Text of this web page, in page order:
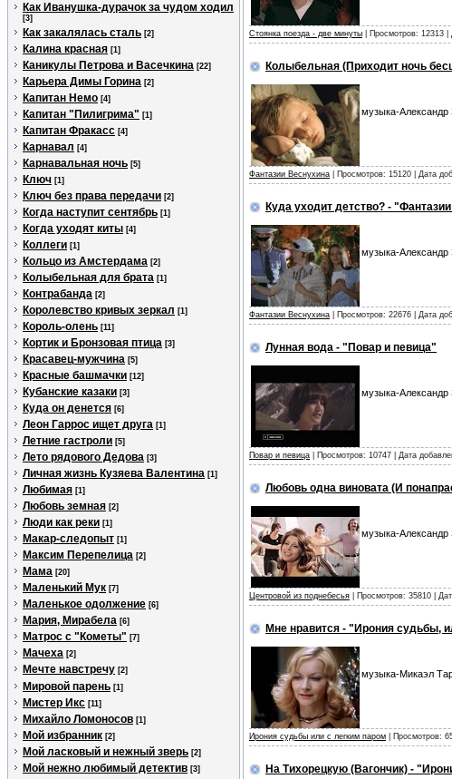
Как Иванушка-дурачок за чудом ходил
[3]
Как закалялась сталь [2]
Калина красная [1]
Каникулы Петрова и Васечкина [22]
Карьера Димы Горина [2]
Капитан Немо [4]
Капитан "Пилигрима" [1]
Капитан Фракасс [4]
Карнавал [4]
Карнавальная ночь [5]
Ключ [1]
Ключ без права передачи [2]
Когда наступит сентябрь [1]
Когда уходят киты [4]
Коллеги [1]
Кольцо из Амстердама [2]
Колыбельная для брата [1]
Контрабанда [2]
Королевство кривых зеркал [1]
Король-олень [11]
Кортик и Бронзовая птица [3]
Красавец-мужчина [5]
Красные башмачки [12]
Кубанские казаки [3]
Куда он денется [6]
Леон Гаррос ищет друга [1]
Летние гастроли [5]
Лето рядового Дедова [3]
Личная жизнь Кузяева Валентина [1]
Любимая [1]
Любовь земная [2]
Люди как реки [1]
Макар-следопыт [1]
Максим Перепелица [2]
Мама [20]
Маленький Мук [7]
Маленькое одолжение [6]
Мария, Мирабела [6]
Матрос с "Кометы" [7]
Мачеха [2]
Мечте навстречу [2]
Мировой парень [1]
Мистер Икс [11]
Михайло Ломоносов [1]
Мой избранник [2]
Мой ласковый и нежный зверь [2]
Мой нежно любимый детектив [3]
Стоянка поезда - две минуты | Просмотров: 12313 |
Колыбельная (Приходит ночь
музыка-Александр
Фантазии Веснухина | Просмотров: 15120 | Дата
Куда уходит детство? -
музыка-Александр
Фантазии Веснухина | Просмотров: 22676 | Дата
Лунная вода - "Повар и певица"
музыка-
Повар и певица | Просмотров: 10747 | Дата
Любовь одна виновата (И
музыка-Александр
Центровой из поднебесья | Просмотров: 35810 |
Мне нравится - "Ирония судьбы,
музыка-Микаэл
Ирония судьбы или с легким паром | Просмотров:
На Тихорецкую (Вагончик) -